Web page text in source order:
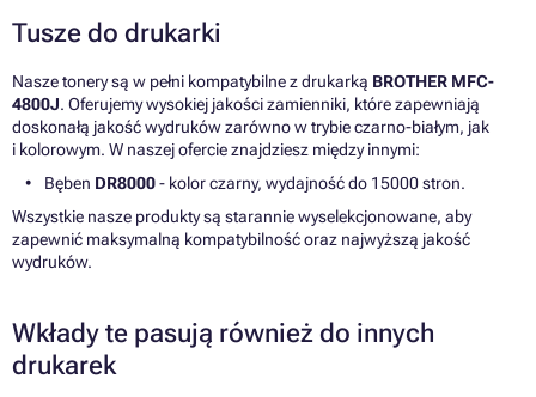
Tusze do drukarki
Nasze tonery są w pełni kompatybilne z drukarką BROTHER MFC-
4800J. Oferujemy wysokiej jakości zamienniki, które zapewniają
doskonałą jakość wydruków zarówno w trybie czarno-białym, jak
i kolorowym. W naszej ofercie znajdziesz między innymi:
Bęben DR8000- kolor czarny, wydajność do 15000 stron.
Wszystkie nasze produkty są starannie wyselekcjonowane, aby
zapewnić maksymalną kompatybilność oraz najwyższą jakość
wydruków.
Wkłady te pasują również do innych
drukarek